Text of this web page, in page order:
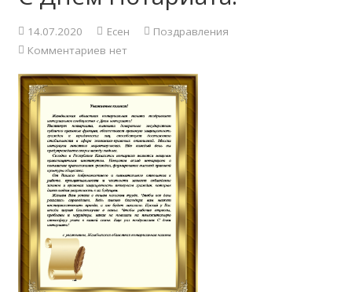
14.07.2020 Есен
Поздравления
Комментариев нет